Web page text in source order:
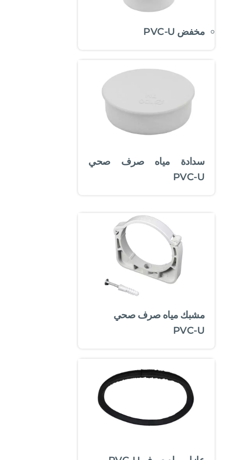
مخفض PVC-U
سدادة مياه صرف صحي
PVC-U
مشبك مياه صرف صحي
PVC-U